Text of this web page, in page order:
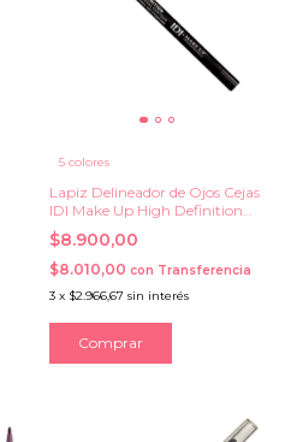
5 colores
Lapiz Delineador de Ojos Cejas
IDI Make Up High Definition
Professional Contour
$8.900,00
$8.010,00 con Transferencia
3 x $2.966,67 sin interés
Comprar